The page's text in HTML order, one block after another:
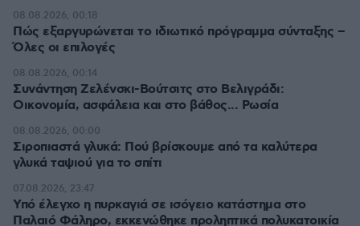
Πώς εξαργυρώνεται το ιδιωτικό πρόγραμμα σύνταξης –
Όλες οι επιλογές
08.08.2026, 00:18
Συνάντηση Ζελένσκι-Βούτσιτς στο Βελιγράδι:
Οικονομία, ασφάλεια και στο βάθος... Ρωσία
08.08.2026, 00:14
Σιροπιαστά γλυκά: Πού βρίσκουμε από τα καλύτερα
γλυκά ταψιού για το σπίτι
08.08.2026, 00:00
Υπό έλεγχο η πυρκαγιά σε ισόγειο κατάστημα στο
Παλαιό Φάληρο, εκκενώθηκε προληπτικά πολυκατοικία
07.08.2026, 23:47